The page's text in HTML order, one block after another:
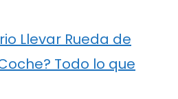
Llevar Rueda de
Todo lo que